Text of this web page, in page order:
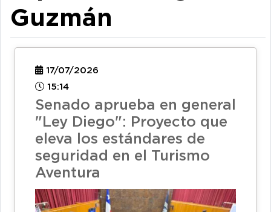
Guzmán
17/07/2026
15:14
Senado aprueba en general
"Ley Diego": Proyecto que
eleva los estándares de
seguridad en el Turismo
Aventura